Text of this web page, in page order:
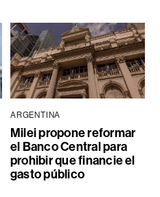
ARGENTINA
Milei propone reformar
el Banco Central para
prohibir que financie el
gasto público